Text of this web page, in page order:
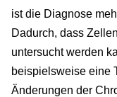
ist die Diagnose
Dadurch, dass
untersucht werden
beispielsweise eine
Änderungen der